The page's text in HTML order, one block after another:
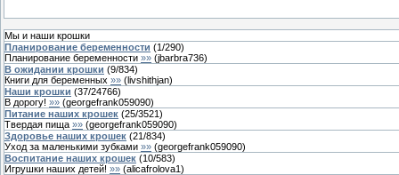
Мы и наши крошки
Планирование беременности (1/290)
Планирование беременности »» (jbarbra736)
В ожидании крошки (9/834)
Книги для беременных »» (livshithjan)
Наши крошки (37/24766)
B дорогу! »» (georgefrank059090)
Питание наших крошек (25/3521)
Твердая пища »» (georgefrank059090)
Здоровье наших крошек (21/834)
Уход за маленькими зубками »» (georgefrank059090)
Воспитание наших крошек (10/583)
Игрушки наших детей! »» (alicafrolova1)